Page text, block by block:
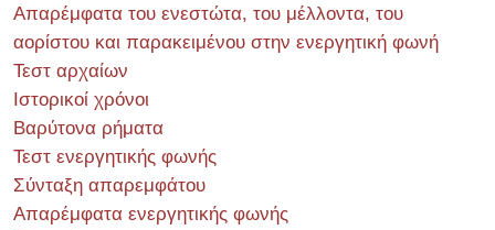
Απαρέμφατα του ενεστώτα, του μέλλοντα, του
αορίστου και παρακειμένου στην ενεργητική φωνή
Τεστ αρχαίων
Ιστορικοί χρόνοι
Βαρύτονα ρήματα
Τεστ ενεργητικής φωνής
Σύνταξη απαρεμφάτου
Απαρέμφατα ενεργητικής φωνής